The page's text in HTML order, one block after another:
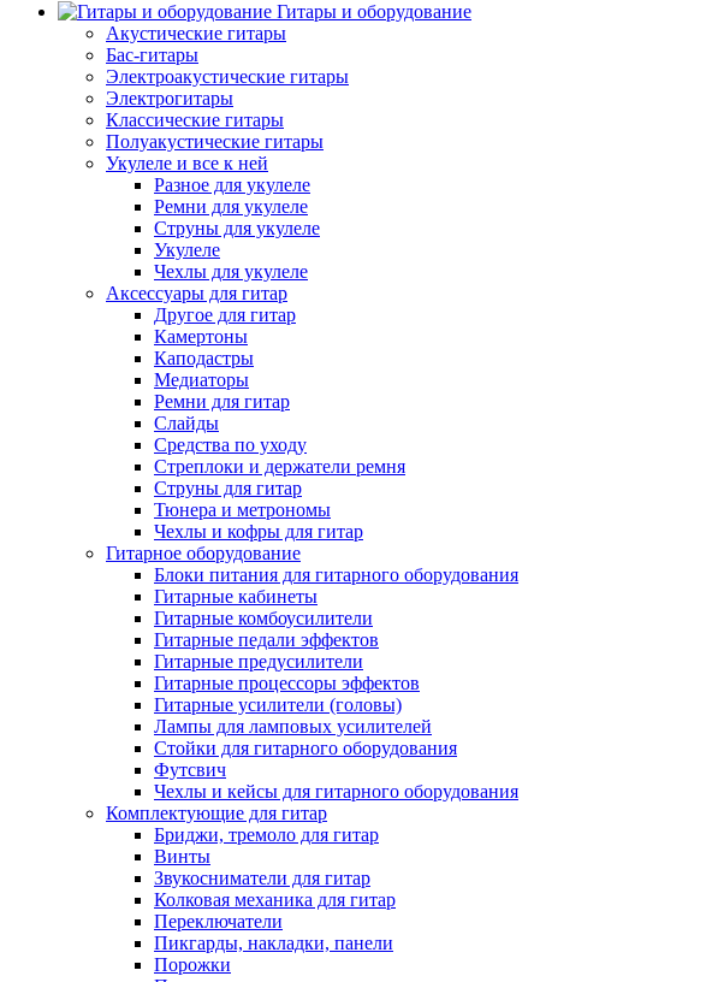
Гитары и оборудование
Акустические гитары
Бас-гитары
Электроакустические гитары
Электрогитары
Классические гитары
Полуакустические гитары
Укулеле и все к ней
Разное для укулеле
Ремни для укулеле
Струны для укулеле
Укулеле
Чехлы для укулеле
Аксессуары для гитар
Другое для гитар
Камертоны
Каподастры
Медиаторы
Ремни для гитар
Слайды
Средства по уходу
Стреплоки и держатели ремня
Струны для гитар
Тюнера и метрономы
Чехлы и кофры для гитар
Гитарное оборудование
Блоки питания для гитарного оборудования
Гитарные кабинеты
Гитарные комбоусилители
Гитарные педали эффектов
Гитарные предусилители
Гитарные процессоры эффектов
Гитарные усилители (головы)
Лампы для ламповых усилителей
Стойки для гитарного оборудования
Футсвич
Чехлы и кейсы для гитарного оборудования
Комплектующие для гитар
Бриджи, тремоло для гитар
Винты
Звукосниматели для гитар
Колковая механика для гитар
Переключатели
Пикгарды, накладки, панели
Порожки